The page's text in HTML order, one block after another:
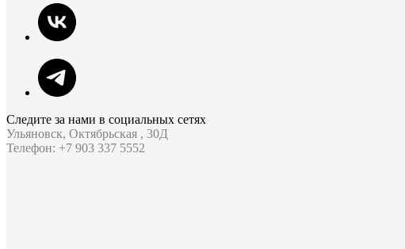
Следите за нами в социальных сетях
Ульяновск, Октябрьская , 30Д
Телефон: +7 903 337 5552